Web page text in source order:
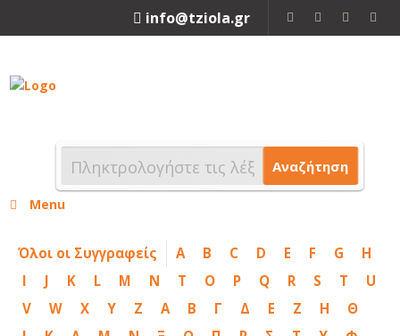
info@tziola.gr
Αναζήτηση
Menu
Όλοι οι Συγγραφείς A B C D E F G
H
I
J K L M N T O P Q R S T
U
V
W X Y Z Α Β Γ Δ Ε Ζ Η
Θ